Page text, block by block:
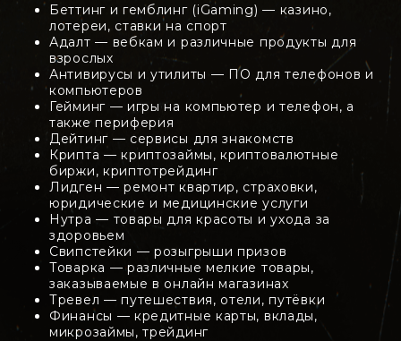
Беттинг и гемблинг (iGaming) — казино,
лотереи, ставки на спорт
Адалт — вебкам и различные продукты для
взрослых
Антивирусы и утилиты — ПО для телефонов и
компьютеров
Гейминг — игры на компьютер и телефон, а
также периферия
Дейтинг — сервисы для знакомств
Крипта — криптозаймы, криптовалютные
биржи, криптотрейдинг
Лидген — ремонт квартир, страховки,
юридические и медицинские услуги
Нутра — товары для красоты и ухода за
здоровьем
Свипстейки — розыгрыши призов
Товарка — различные мелкие товары,
заказываемые в онлайн магазинах
Тревел — путешествия, отели, путёвки
Финансы — кредитные карты, вклады,
микрозаймы, трейдинг